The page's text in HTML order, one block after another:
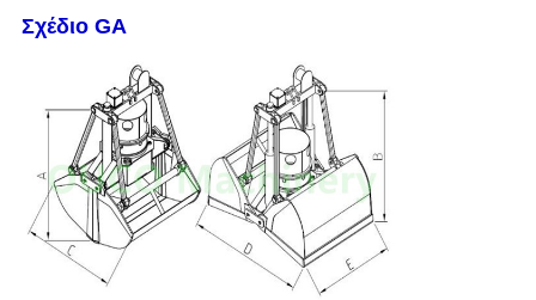
Σχέδιο GA